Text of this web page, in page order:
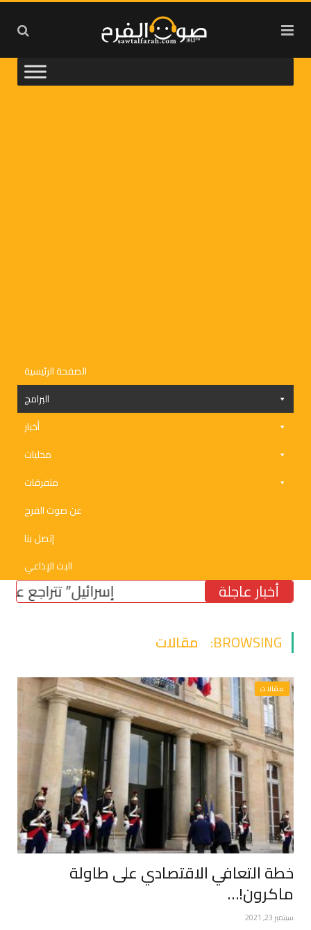
الصفحة الرئيسية
البرامج
أخبار
محليات
متفرقات
عن صوت الفرح
إتصل بنا
البث الإذاعي
أخبار عاجلة “إسرائيل” تتراجع عن
BROWSING: مقالات
مقالات
خطة التعافي الاقتصادي على طاولة
ماكرون!…
سبتمبر 23, 2021